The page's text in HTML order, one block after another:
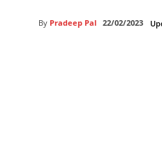
By Pradeep Pal 22/02/2023